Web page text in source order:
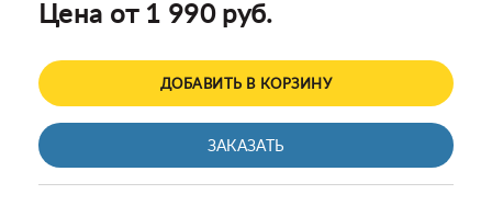
Цена от 1 990 руб.
ДОБАВИТЬ В КОРЗИНУ
ЗАКАЗАТЬ